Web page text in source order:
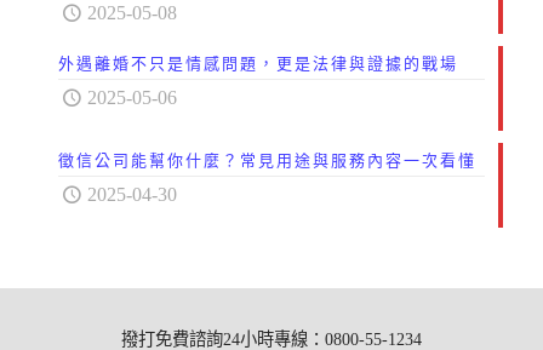
2025-05-08
外遇離婚不只是情感問題，更是法律與證據的戰場
2025-05-06
徵信公司能幫你什麼？常見用途與服務內容一次看懂
2025-04-30
撥打免費諮詢24小時專線：0800-55-1234